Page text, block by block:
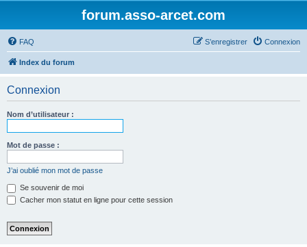
forum.asso-arcet.com
FAQ Connexion
S’enregistrer
Index du forum
Connexion
Nom d’utilisateur :
Mot de passe :
J’ai oublié mon mot de passe
Se souvenir de moi
Cacher mon statut en ligne pour cette session